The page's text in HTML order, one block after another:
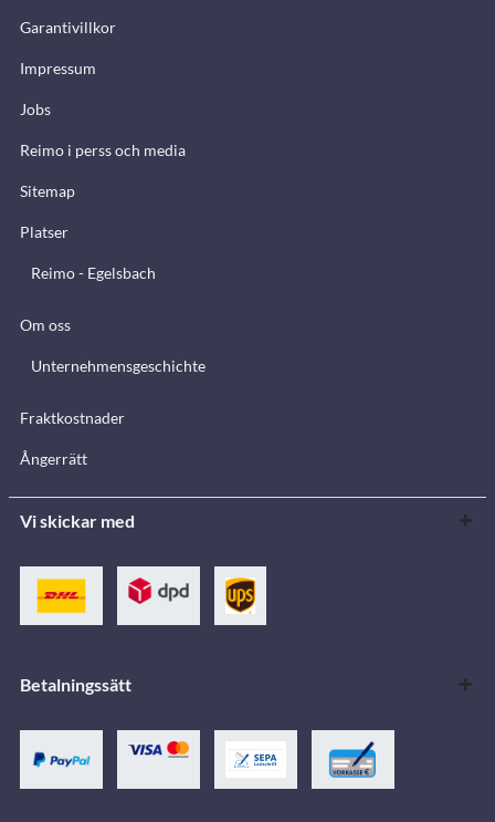
Garantivillkor
Impressum
Jobs
Reimo i perss och media
Sitemap
Platser
Reimo - Egelsbach
Om oss
Unternehmensgeschichte
Fraktkostnader
Ångerrätt
Vi skickar med
Betalningssätt